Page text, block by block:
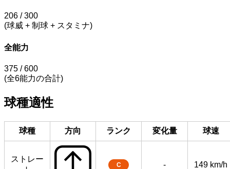
206 / 300
(球威 + 制球 + スタミナ)
全能力
375 / 600
(全6能力の合計)
球種適性
球種 方向 ランク 変化量 球速
ストレー
C - 149 km/h